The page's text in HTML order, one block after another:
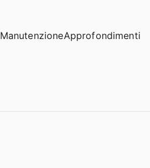
ManutenzioneApprofondimenti